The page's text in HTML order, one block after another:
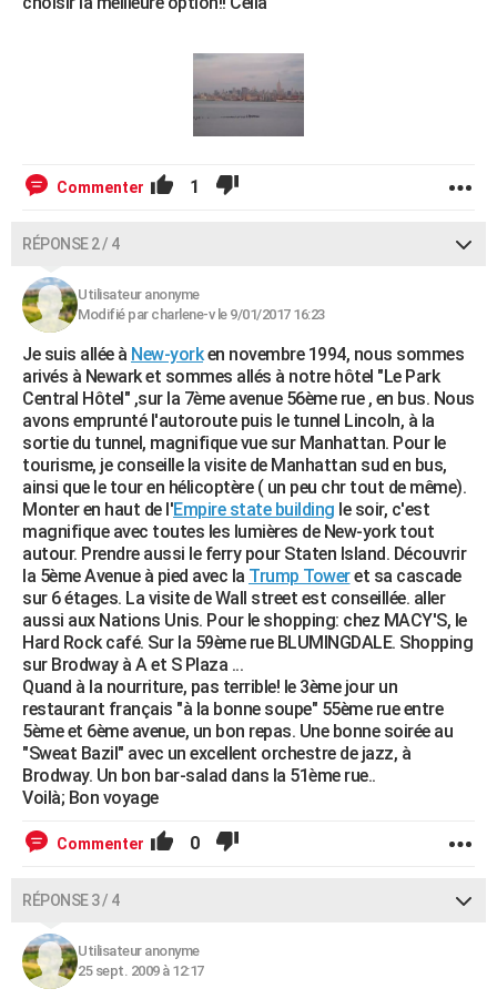
Commenter 1
RÉPONSE 2 / 4
Utilisateur anonyme
Modifié par charlene-v le 9/01/2017 16:23
Je suis allée à New-yorken novembre 1994, nous sommes
arivés à Newark et sommes allés à notre hôtel "Le Park
Central Hôtel" ,sur la 7ème avenue 56ème rue , en bus. Nous
avons emprunté l'autoroute puis le tunnel Lincoln, à la
sortie du tunnel, magnifique vue sur Manhattan. Pour le
tourisme, je conseille la visite de Manhattan sud en bus,
ainsi que le tour en hélicoptère ( un peu chr tout de même).
Monter en haut de l'Empire state building le soir, c'est
magnifique avec toutes les lumières de New-york tout
autour. Prendre aussi le ferry pour Staten Island. Découvrir
la 5ème Avenue à pied avec la Trump Toweret sa cascade
sur 6 étages. La visite de Wall street est conseillée. aller
aussi aux Nations Unis. Pour le shopping: chez MACY'S, le
Hard Rock café. Sur la 59ème rue BLUMINGDALE. Shopping
sur Brodway à A et S Plaza ...
Quand à la nourriture, pas terrible! le 3ème jour un
restaurant français "à la bonne soupe" 55ème rue entre
5ème et 6ème avenue, un bon repas. Une bonne soirée au
"Sweat Bazil" avec un excellent orchestre de jazz, à
Brodway. Un bon bar-salad dans la 51ème rue..
Voilà; Bon voyage
Commenter 0
RÉPONSE 3 / 4
Utilisateur anonyme
25 sept. 2009 à 12:17